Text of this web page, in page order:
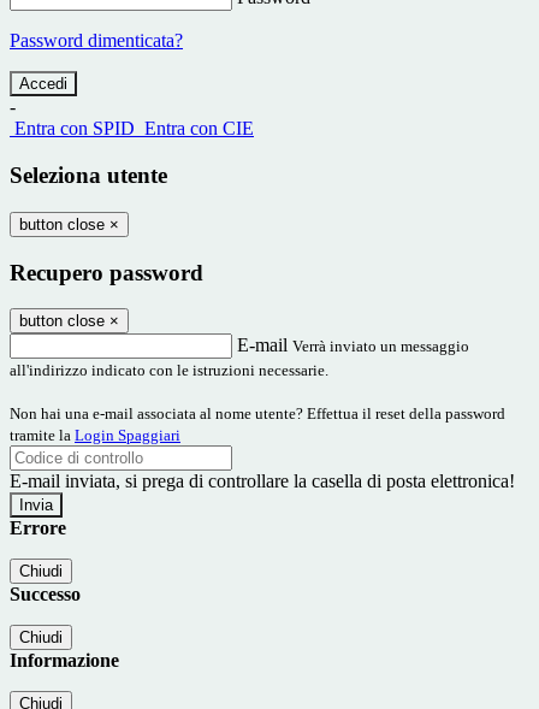
Password dimenticata?
-
Entra con SPID Entra con CIE
Seleziona utente
button close ×
Recupero password
button close ×
E-mail Verrà inviato un messaggio
all'indirizzo indicato con le istruzioni necessarie.
Non hai una e-mail associata al nome utente? Effettua il reset della password
tramite la Login Spaggiari
E-mail inviata, si prega di controllare la casella di posta elettronica!
Errore
Chiudi
Successo
Chiudi
Informazione
Chiudi